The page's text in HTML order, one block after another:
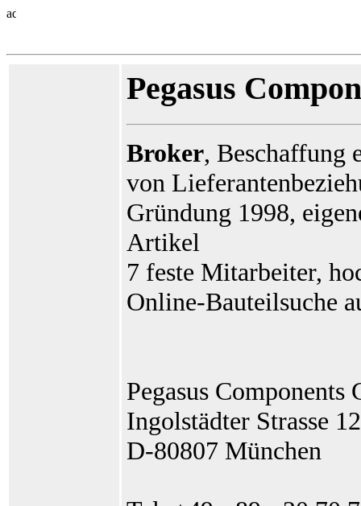
Pegasus
Broker, Beschaffung
von
Gründung 1998,
Artikel
7 feste Mitarbeiter,
Online-Bauteilsuche
Pegasus Components
Ingolstädter Strasse 12
D-80807 München